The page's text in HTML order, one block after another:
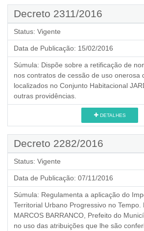
Decreto 2311/2016
Status: Vigente
Data de Publicação: 15/02/2016
Súmula: Dispõe sobre a retificação de
nos contratos de cessão de uso onerosa
localizados no Conjunto Habitacional
outras providências.
DETALHES
Decreto 2282/2016
Status: Vigente
Data de Publicação: 07/11/2016
Súmula: Regulamenta a aplicação do
Territorial Urbano Progressivo no Tempo.
MARCOS BARRANCO, Prefeito do
no uso das atribuições que lhe são